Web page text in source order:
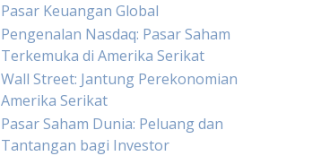
Pasar Keuangan Global
Pengenalan Nasdaq: Pasar Saham
Terkemuka di Amerika Serikat
Wall Street: Jantung Perekonomian
Amerika Serikat
Pasar Saham Dunia: Peluang dan
Tantangan bagi Investor